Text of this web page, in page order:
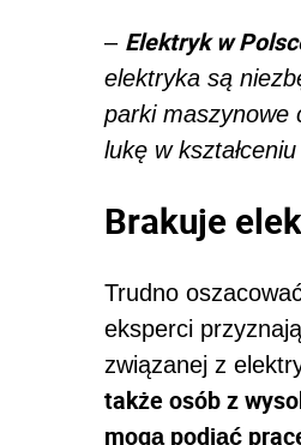
– Elektryk w
elektryka są
parki maszynowe
lukę w
Brakuje
Trudno
eksperci
związanej z
także osób z
mogą podjąć